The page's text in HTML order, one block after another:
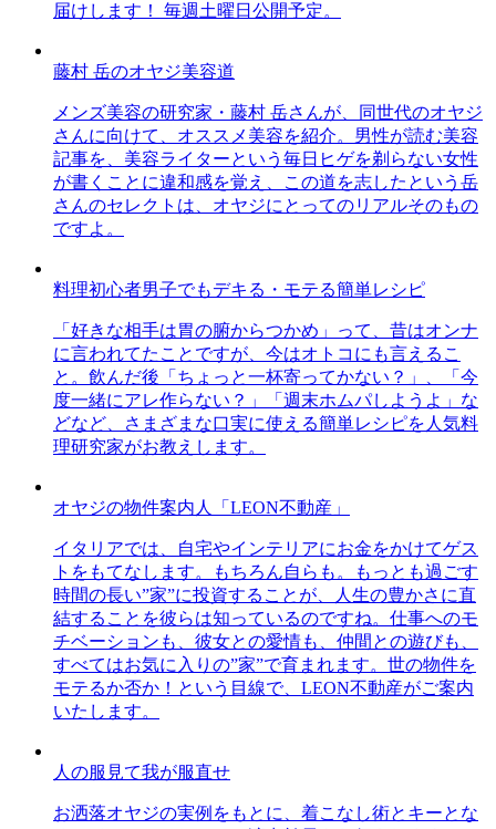
届けします！ 毎週土曜日公開予定。
藤村 岳のオヤジ美容道
メンズ美容の研究家・藤村 岳さんが、同世代のオヤジ
さんに向けて、オススメ美容を紹介。男性が読む美容
記事を、美容ライターという毎日ヒゲを剃らない女性
が書くことに違和感を覚え、この道を志したという岳
さんのセレクトは、オヤジにとってのリアルそのもの
ですよ。
料理初心者男子でもデキる・モテる簡単レシピ
「好きな相手は胃の腑からつかめ」って、昔はオンナ
に言われてたことですが、今はオトコにも言えるこ
と。飲んだ後「ちょっと一杯寄ってかない？」、「今
度一緒にアレ作らない？」「週末ホムパしようよ」な
どなど、さまざまな口実に使える簡単レシピを人気料
理研究家がお教えします。
オヤジの物件案内人「LEON不動産」
イタリアでは、自宅やインテリアにお金をかけてゲス
トをもてなします。もちろん自らも。もっとも過ごす
時間の長い”家”に投資することが、人生の豊かさに直
結することを彼らは知っているのですね。仕事へのモ
チベーションも、彼女との愛情も、仲間との遊びも、
すべてはお気に入りの”家”で育まれます。世の物件を
モテるか否か！という目線で、LEON不動産がご案内
いたします。
人の服見て我が服直せ
お洒落オヤジの実例をもとに、着こなし術とキーとな